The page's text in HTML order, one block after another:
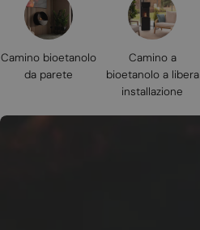
Camino bioetanolo
da parete
Camino a
bioetanolo a libera
installazione